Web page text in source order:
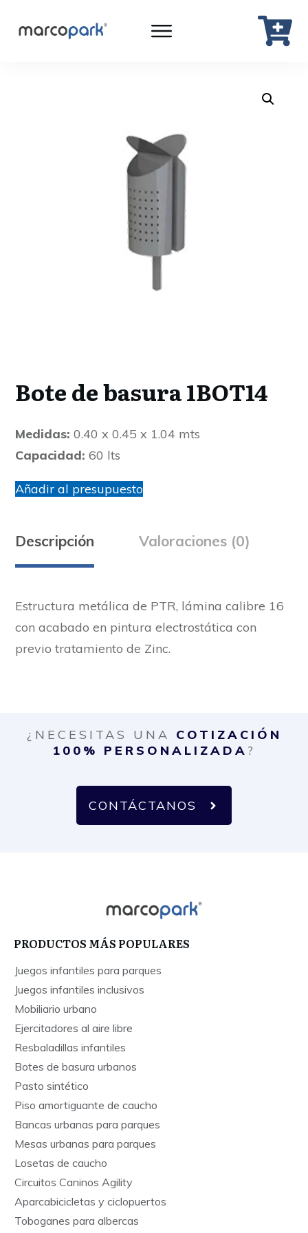
Bote de basura 1BOT14
Medidas: 0.40 x 0.45 x 1.04 mts
Capacidad: 60 lts
Añadir al presupuesto
Descripción Valoraciones (0)
Estructura metálica de PTR, lámina calibre 16
con acabado en pintura electrostática con
previo tratamiento de Zinc.
¿NECESITAS UNA COTIZACIÓN
100% PERSONALIZADA ?
CONTÁCTANOS
PRODUCTOS MÁS POPULARES
Juegos infantiles para parques
Juegos infantiles inclusivos
Mobiliario urbano
Ejercitadores al aire libre
Resbaladillas infantiles
Botes de basura urbanos
Pasto sintético
Piso amortiguante de caucho
Bancas urbanas para parques
Mesas urbanas para parques
Losetas de caucho
Circuitos Caninos Agility
Aparcabicicletas y ciclopuertos
Toboganes para albercas